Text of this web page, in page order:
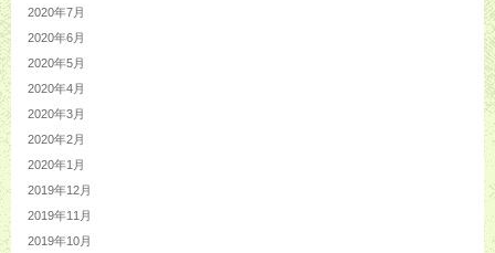
2020年7月
2020年6月
2020年5月
2020年4月
2020年3月
2020年2月
2020年1月
2019年12月
2019年11月
2019年10月